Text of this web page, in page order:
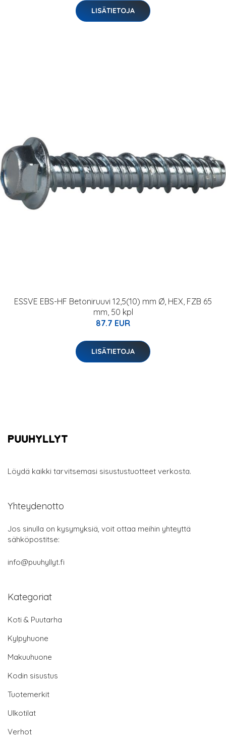
LISÄTIETOJA
ESSVE EBS-HF Betoniruuvi 12,5(10) mm Ø, HEX, FZB 65
mm, 50 kpl
87.7 EUR
LISÄTIETOJA
Löydä kaikki tarvitsemasi sisustustuotteet verkosta.
Yhteydenotto
Jos sinulla on kysymyksiä, voit ottaa meihin yhteyttä
sähköpostitse:
info@puuhyllyt.fi
Kategoriat
Koti & Puutarha
Kylpyhuone
Makuuhuone
Kodin sisustus
Tuotemerkit
Ulkotilat
Verhot